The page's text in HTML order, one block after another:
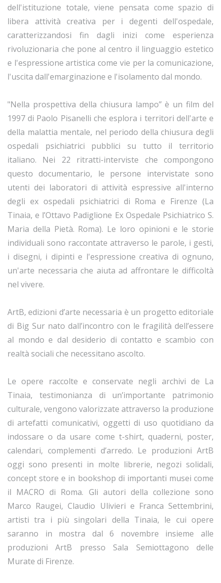
dell'istituzione totale, viene pensata come spazio di
libera attività creativa per i degenti dell'ospedale,
caratterizzandosi fin dagli inizi come esperienza
rivoluzionaria che pone al centro il linguaggio estetico
e l'espressione artistica come vie per la comunicazione,
l'uscita dall'emarginazione e l'isolamento dal mondo.
"Nella prospettiva della chiusura lampo” è un film del
1997 di Paolo Pisanelli che esplora i territori dell'arte e
della malattia mentale, nel periodo della chiusura degli
ospedali psichiatrici pubblici su tutto il territorio
italiano. Nei 22 ritratti-interviste che compongono
questo documentario, le persone intervistate sono
utenti dei laboratori di attività espressive all'interno
degli ex ospedali psichiatrici di Roma e Firenze (La
Tinaia, e l’Ottavo Padiglione Ex Ospedale Psichiatrico S.
Maria della Pietà. Roma). Le loro opinioni e le storie
individuali sono raccontate attraverso le parole, i gesti,
i disegni, i dipinti e l'espressione creativa di ognuno,
un'arte necessaria che aiuta ad affrontare le difficoltà
nel vivere.
ArtB, edizioni d’arte necessaria è un progetto editoriale
di Big Sur nato dall’incontro con le fragilità dell’essere
al mondo e dal desiderio di contatto e scambio con
realtà sociali che necessitano ascolto.
Le opere raccolte e conservate negli archivi de La
Tinaia, testimonianza di un’importante patrimonio
culturale, vengono valorizzate attraverso la produzione
di artefatti comunicativi, oggetti di uso quotidiano da
indossare o da usare come t-shirt, quaderni, poster,
calendari, complementi d’arredo. Le produzioni ArtB
oggi sono presenti in molte librerie, negozi solidali,
concept store e in bookshop di importanti musei come
il MACRO di Roma. Gli autori della collezione sono
Marco Raugei, Claudio Ulivieri e Franca Settembrini,
artisti tra i più singolari della Tinaia, le cui opere
saranno in mostra dal 6 novembre insieme alle
produzioni ArtB presso Sala Semiottagono delle
Murate di Firenze.